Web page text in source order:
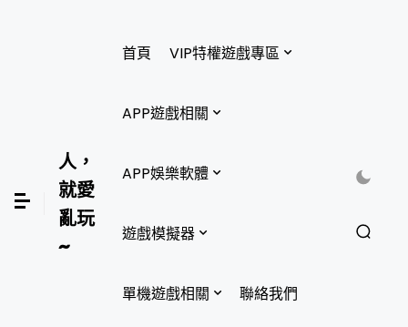
人，
就愛
亂玩
~
首頁 VIP特權遊戲專區
APP遊戲相關
APP娛樂軟體
遊戲模擬器
單機遊戲相關 聯絡我們